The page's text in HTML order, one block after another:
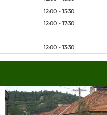
12:00 - 15:30
12:00 - 17:30
12:00 - 13:30